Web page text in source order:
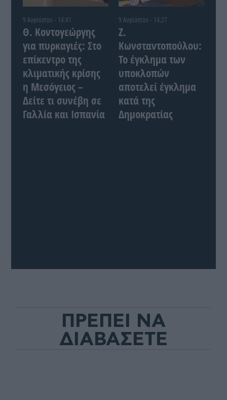
9 Αυγούστου - 14:41
Θ. Κοντογεώργης
για πυρκαγιές: Στο
επίκεντρο της
κλιματικής κρίσης
η Μεσόγειος –
Δείτε τι συνέβη σε
Γαλλία και Ισπανία
9 Αυγούστου - 14:27
Ζ.
Κωνσταντοπούλου:
Το έγκλημα των
υποκλοπών
αποτελεί έγκλημα
κατά της
Δημοκρατίας
ΠΡΕΠΕΙ ΝΑ
ΔΙΑΒΑΣΕΤΕ